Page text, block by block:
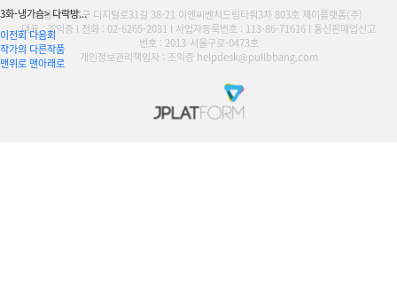
3화-냉가슴> 다락방...
이전회 다음회
작가의 다른작품
맨위로 맨아래로
서울시 구로구 디지털로31길 38-21 이앤씨벤처드림타워3차 803호 제이플랫폼(주)
대표 : 조익증 l 전화 : 02-6265-2031 l 사업자등록번호 : 113-86-71616 l 통신판매업신고
번호 : 2013-서울구로-0473호
개인정보관리책임자 : 조익증 helpdesk@pullbbang.com